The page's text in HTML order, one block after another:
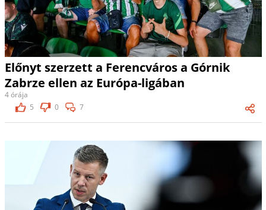
Előnyt szerzett a Ferencváros a Górnik
Zabrze ellen az Európa-ligában
4 órája
5
0 7